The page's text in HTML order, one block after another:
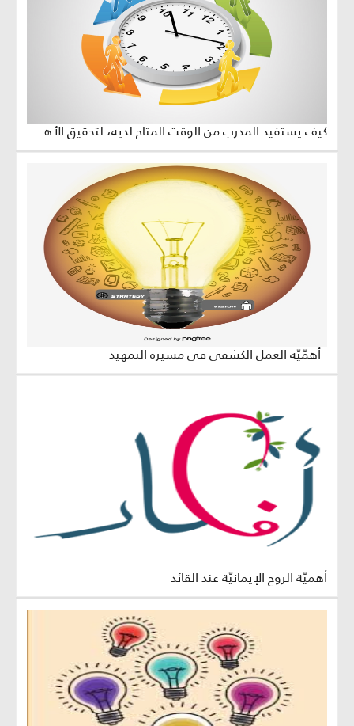
كيف يستفيد المدرب من الوقت المتاح لديه، لتحقيق الأهداف المرسومة للجلسة التدريبية؟
أهمّيّة العمل الكشفي في مسيرة التمهيد
أهميّة الروح الإيمانيّة عند القائد